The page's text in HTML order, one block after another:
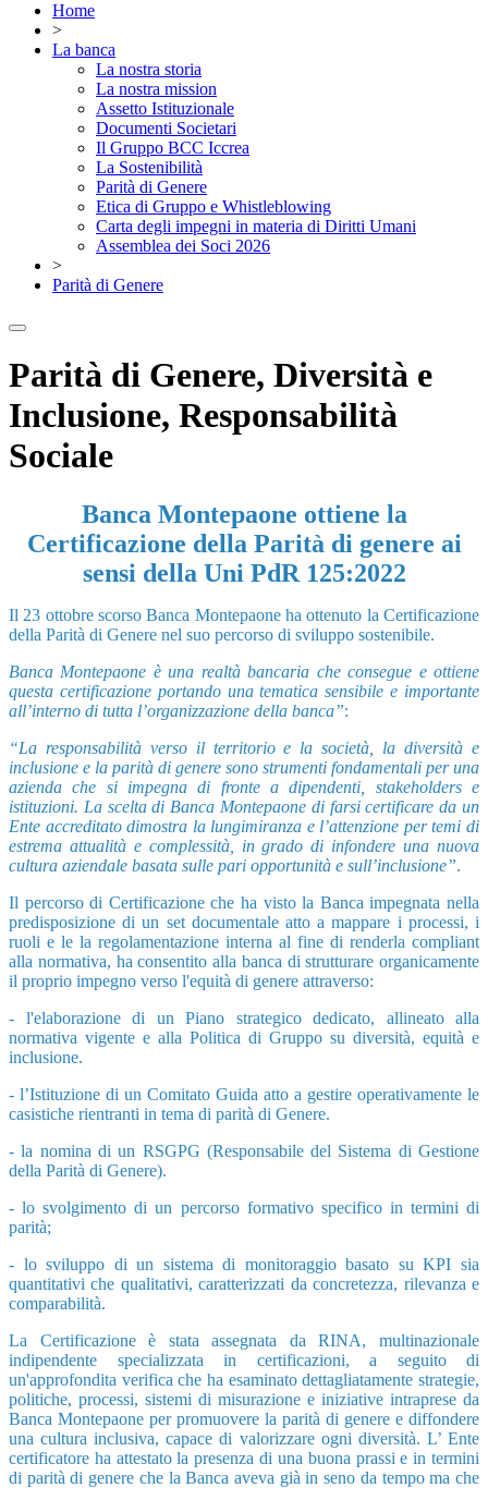
Home
>
La banca
La nostra storia
La nostra mission
Assetto Istituzionale
Documenti Societari
Il Gruppo BCC Iccrea
La Sostenibilità
Parità di Genere
Etica di Gruppo e Whistleblowing
Carta degli impegni in materia di Diritti Umani
Assemblea dei Soci 2026
>
Parità di Genere
Parità di Genere, Diversità e
Inclusione, Responsabilità
Sociale
Banca Montepaone ottiene la
Certificazione della Parità di genere ai
sensi della Uni PdR 125:2022
Il 23 ottobre scorso Banca Montepaone ha ottenuto la Certificazione
della Parità di Genere nel suo percorso di sviluppo sostenibile.
Banca Montepaone è una realtà bancaria che consegue e ottiene
questa certificazione portando una tematica sensibile e importante
all’interno di tutta l’organizzazione della banca”:
“La responsabilità verso il territorio e la società, la diversità e
inclusione e la parità di genere sono strumenti fondamentali per una
azienda che si impegna di fronte a dipendenti, stakeholders e
istituzioni. La scelta di Banca Montepaone di farsi certificare da un
Ente accreditato dimostra la lungimiranza e l’attenzione per temi di
estrema attualità e complessità, in grado di infondere una nuova
cultura aziendale basata sulle pari opportunità e sull’inclusione”.
Il percorso di Certificazione che ha visto la Banca impegnata nella
predisposizione di un set documentale atto a mappare i processi, i
ruoli e le la regolamentazione interna al fine di renderla compliant
alla normativa, ha consentito alla banca di strutturare organicamente
il proprio impegno verso l'equità di genere attraverso:
- l'elaborazione di un Piano strategico dedicato, allineato alla
normativa vigente e alla Politica di Gruppo su diversità, equità e
inclusione.
- l’Istituzione di un Comitato Guida atto a gestire operativamente le
casistiche rientranti in tema di parità di Genere.
- la nomina di un RSGPG (Responsabile del Sistema di Gestione
della Parità di Genere).
- lo svolgimento di un percorso formativo specifico in termini di
parità;
- lo sviluppo di un sistema di monitoraggio basato su KPI sia
quantitativi che qualitativi, caratterizzati da concretezza, rilevanza e
comparabilità.
La Certificazione è stata assegnata da RINA, multinazionale
indipendente specializzata in certificazioni, a seguito di
un'approfondita verifica che ha esaminato dettagliatamente strategie,
politiche, processi, sistemi di misurazione e iniziative intraprese da
Banca Montepaone per promuovere la parità di genere e diffondere
una cultura inclusiva, capace di valorizzare ogni diversità. L’ Ente
certificatore ha attestato la presenza di una buona prassi e in termini
di parità di genere che la Banca aveva già in seno da tempo ma che